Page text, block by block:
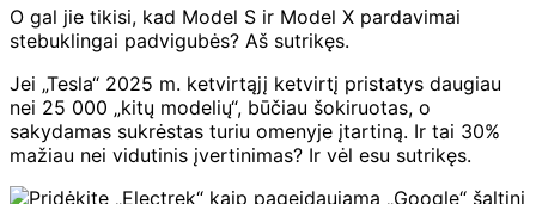
O gal jie tikisi, kad Model S ir Model X pardavimai
stebuklingai padvigubės? Aš sutrikęs.
Jei „Tesla“ 2025 m. ketvirtąjį ketvirtį pristatys daugiau
nei 25 000 „kitų modelių“, būčiau šokiruotas, o
sakydamas sukrėstas turiu omenyje įtartiną. Ir tai 30%
mažiau nei vidutinis įvertinimas? Ir vėl esu sutrikęs.